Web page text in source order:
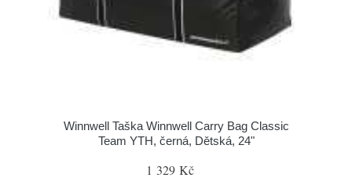
Winnwell Taška Winnwell Carry Bag Classic
Team YTH, černá, Dětská, 24"
1 329 Kč